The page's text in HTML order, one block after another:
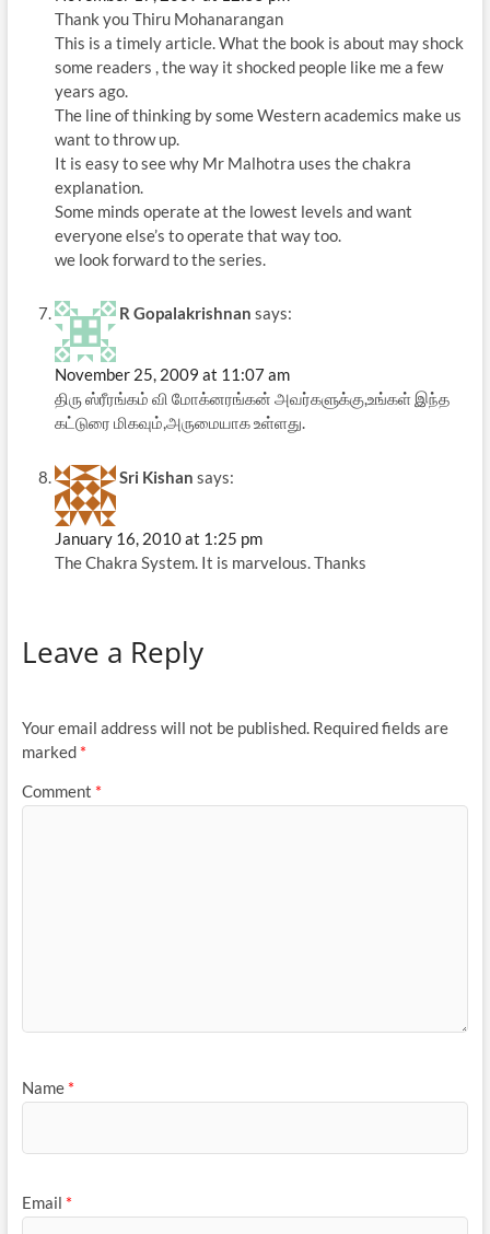
Thank you Thiru Mohanarangan
This is a timely article. What the book is about may shock
some readers , the way it shocked people like me a few
years ago.
The line of thinking by some Western academics make us
want to throw up.
It is easy to see why Mr Malhotra uses the chakra
explanation.
Some minds operate at the lowest levels and want
everyone else’s to operate that way too.
we look forward to the series.
R Gopalakrishnan says:
November 25, 2009 at 11:07 am
திரு ஸ்ரீரங்கம் வி மோக்னரங்கன் அவர்களுக்கு,உங்கள் இந்த
கட்டுரை மிகவும்,அருமையாக உள்ளது.
Sri Kishan says:
January 16, 2010 at 1:25 pm
The Chakra System. It is marvelous. Thanks
Leave a Reply
Your email address will not be published. Required fields are
marked *
Comment *
Name *
Email *